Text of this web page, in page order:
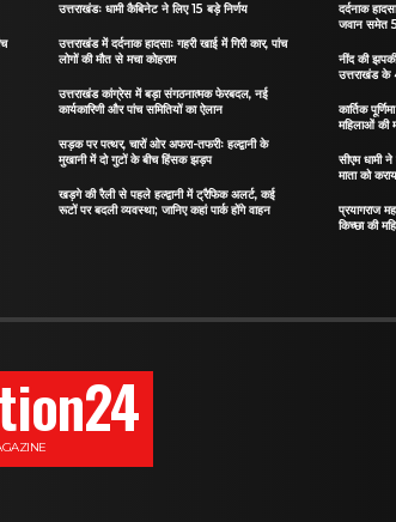
उत्तराखंडः धामी कैबिनेट ने लिए 15 बड़े निर्णय
उत्तराखंड में दर्दनाक हादसाः गहरी खाई में गिरी कार, पांच
लोगों की मौत से मचा कोहराम
उत्तराखंड कांग्रेस में बड़ा संगठनात्मक फेरबदल, नई
कार्यकारिणी और पांच समितियों का ऐलान
सड़क पर पत्थर, चारों ओर अफरा-तफरीः हल्द्वानी के
मुखानी में दो गुटों के बीच हिंसक झड़प
खड़गे की रैली से पहले हल्द्वानी में ट्रैफिक अलर्ट, कई
रूटों पर बदली व्यवस्था; जानिए कहां पार्क होंगे वाहन
दर्दनाक
जवान समेत
नींद की
उत्तराखंड के
कार्तिक
महिलाओं की
सीएम धामी
माता को
प्रयागराज
किच्छा की